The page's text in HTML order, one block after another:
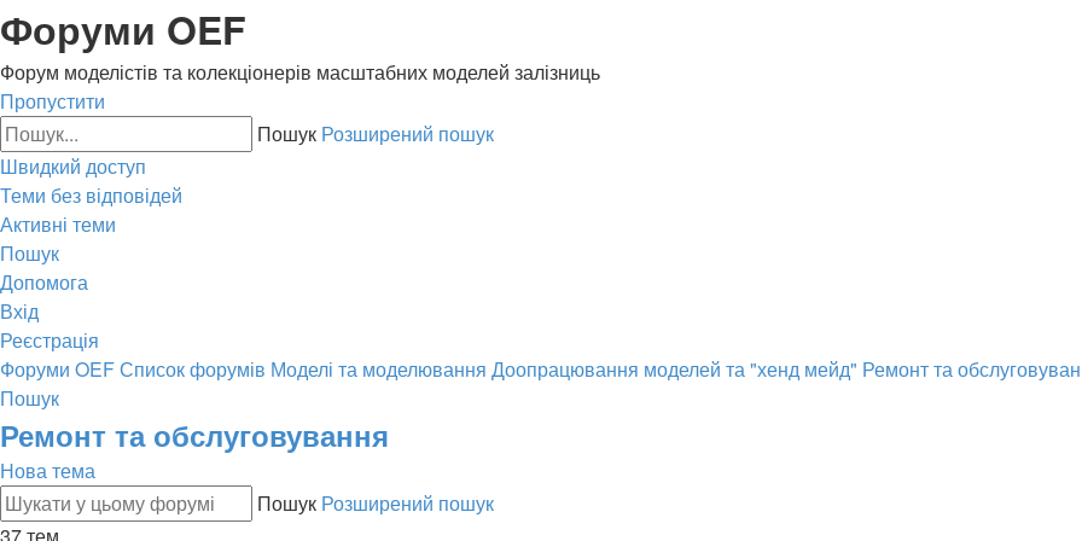
Форуми OEF
Форум моделістів та колекціонерів масштабних моделей залізниць
Пропустити
Пошук Розширений пошук
Швидкий доступ
Теми без відповідей
Активні теми
Пошук
Допомога
Вхід
Реєстрація
Форуми OEFСписок форумів Моделі та моделювання Доопрацювання моделей та "хенд мейд" Ремонт та
Пошук
Ремонт та обслуговування
Нова тема
Пошук Розширений пошук